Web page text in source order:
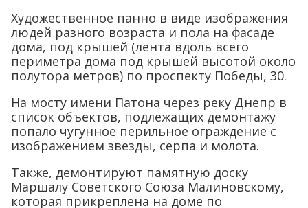
Художественное панно в виде изображения
людей разного возраста и пола на фасаде
дома, под крышей (лента вдоль всего
периметра дома под крышей высотой около
полутора метров) по проспекту Победы, 30.
На мосту имени Патона через реку Днепр в
список объектов, подлежащих демонтажу
попало чугунное перильное ограждение с
изображением звезды, серпа и молота.
Также, демонтируют памятную доску
Маршалу Советского Союза Малиновскому,
которая прикреплена на доме по